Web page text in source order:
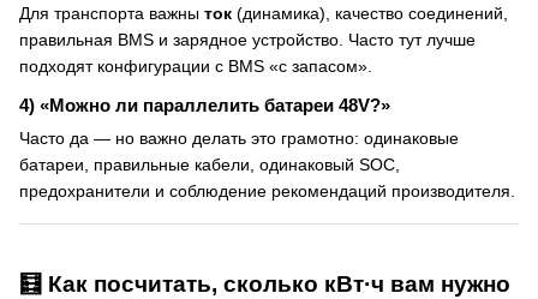
Для транспорта важны ток (динамика), качество соединений,
правильная BMS и зарядное устройство. Часто тут лучше
подходят конфигурации с BMS «с запасом».
4) «Можно ли параллелить батареи 48V?»
Часто да — но важно делать это грамотно: одинаковые
батареи, правильные кабели, одинаковый SOC,
предохранители и соблюдение рекомендаций производителя.
🧮 Как посчитать, сколько кВт·ч вам нужно